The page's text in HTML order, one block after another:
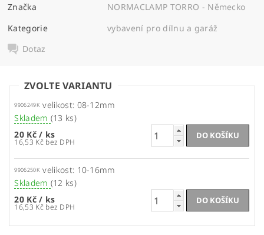
Značka
NORMACLAMP TORRO - Německo
Kategorie
vybavení pro dílnu a garáž
Dotaz
ZVOLTE VARIANTU
9906249K velikost: 08-12mm
Skladem (13 ks)
20 Kč/ ks
16,53 Kč bez DPH
9906250K velikost: 10-16mm
Skladem (12 ks)
20 Kč/ ks
16,53 Kč bez DPH